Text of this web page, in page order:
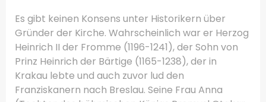
Es gibt keinen Konsens unter Historikern über
Gründer der Kirche. Wahrscheinlich war er Herzog
Heinrich II der Fromme (1196-1241), der Sohn von
Prinz Heinrich der Bärtige (1165-1238), der in
Krakau lebte und auch zuvor lud den
Franziskanern nach Breslau. Seine Frau Anna